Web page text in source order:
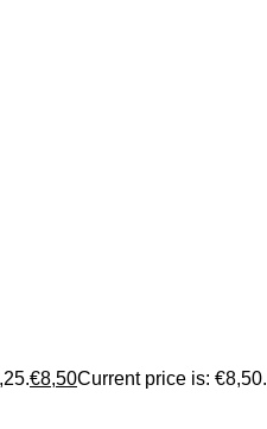
€8,50Current price is: €8,50.